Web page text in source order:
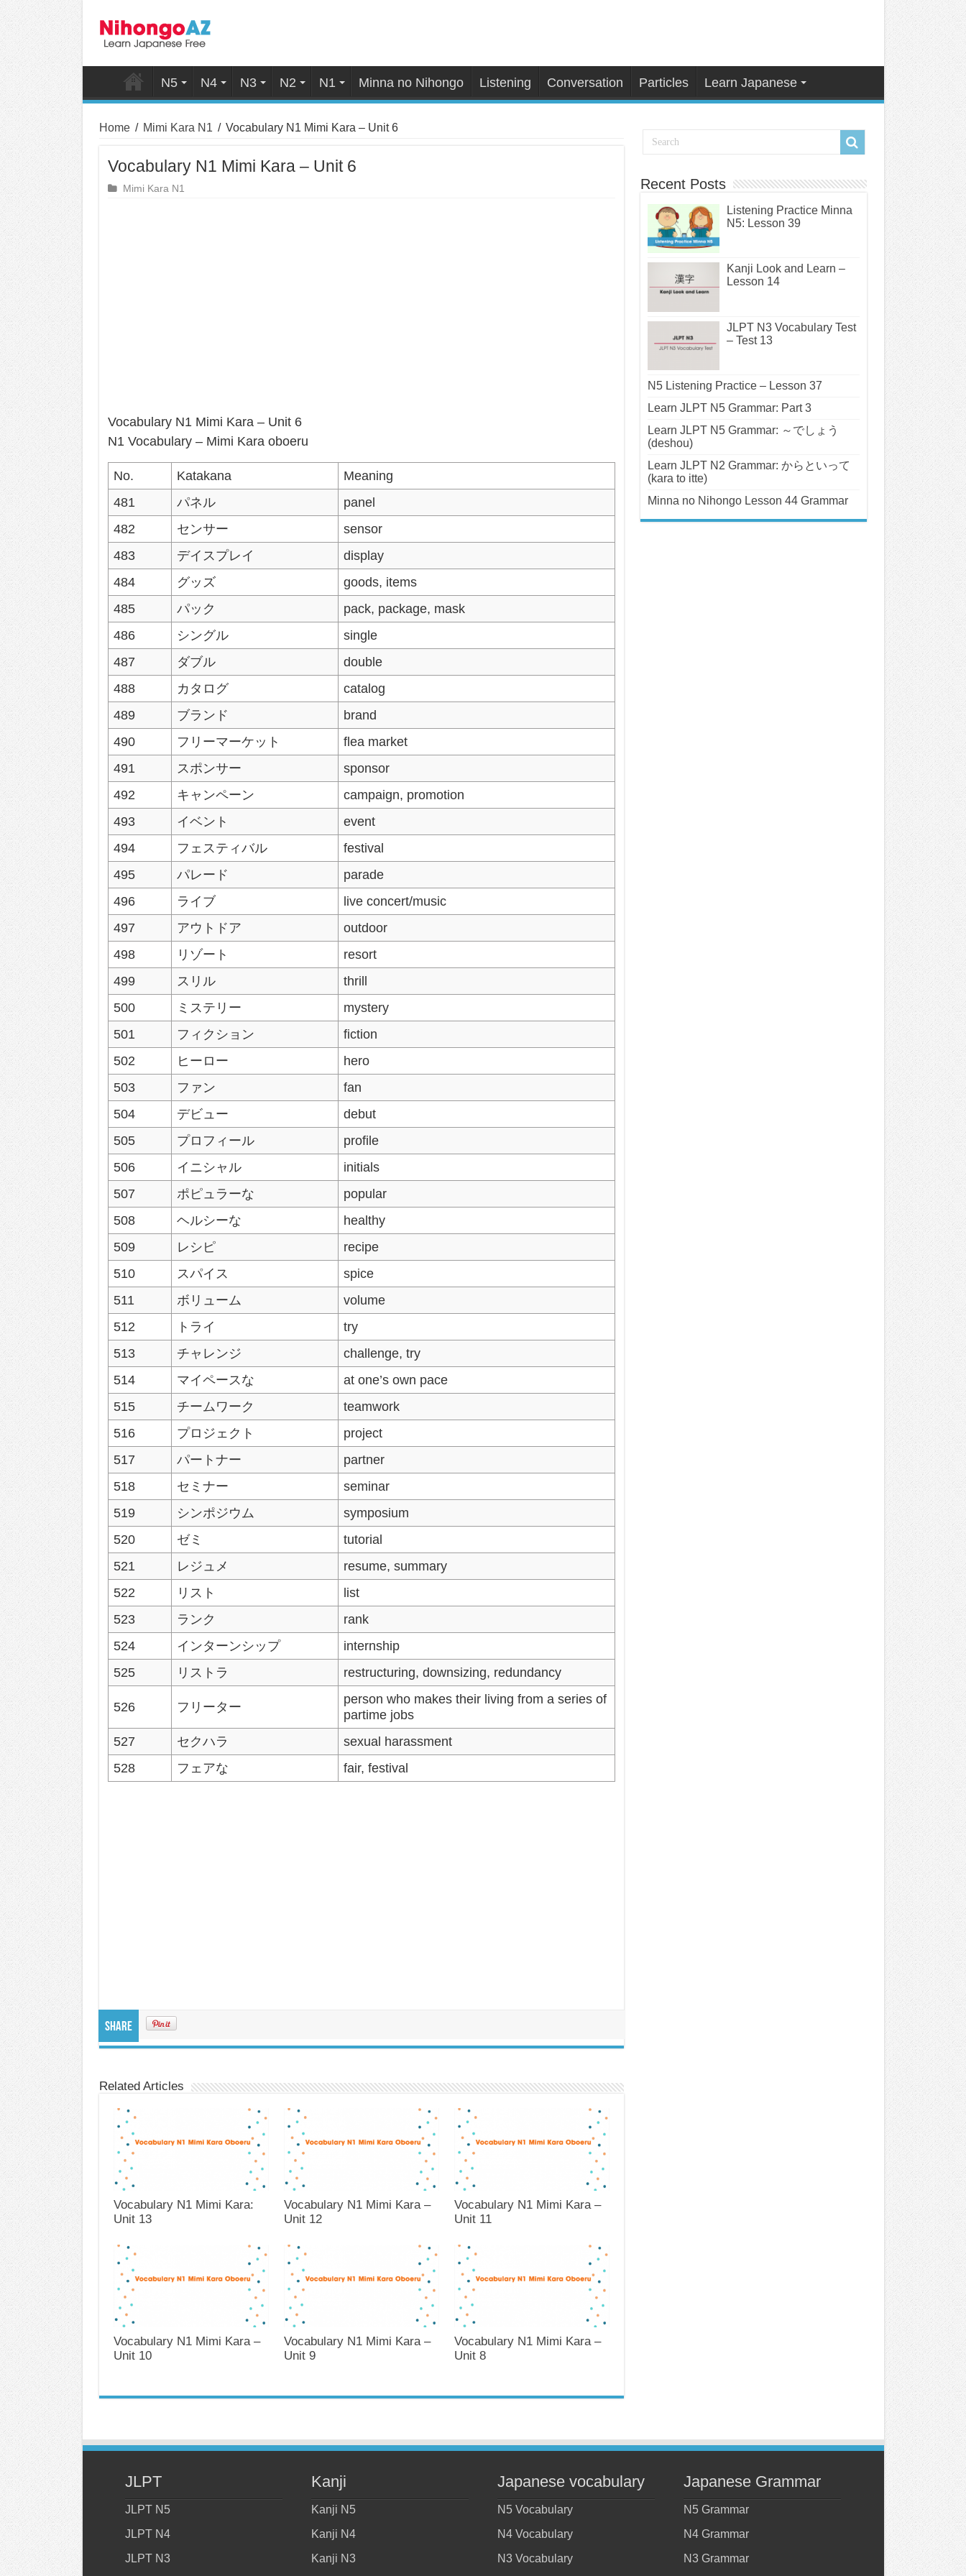
N5 N4 N3 N2 N1 Minna no Nihongo Listening Conversation Particles Learn Japanese
Home / Mimi Kara N1 / Vocabulary N1 Mimi Kara – Unit 6
Vocabulary N1 Mimi Kara – Unit 6
Mimi Kara N1
Vocabulary N1 Mimi Kara – Unit 6
N1 Vocabulary – Mimi Kara oboeru
No. Katakana
Meaning
481
パネル
panel
482
センサー
sensor
483
デイスプレイ
display
484
グッズ
goods, items
485
パック
pack, package, mask
486
シングル
single
487
ダブル
double
488
カタログ
catalog
489
ブランド
brand
490
フリーマーケット
flea market
491
スポンサー
sponsor
492
キャンペーン
campaign, promotion
493
イベント
event
494
フェスティバル
festival
495
パレード
parade
496
ライブ
live concert/music
497
アウトドア
outdoor
498
リゾート
resort
499
スリル
thrill
500
ミステリー
mystery
501
フィクション
fiction
502
ヒーロー
hero
503
ファン
fan
504
デビュー
debut
505
プロフィール
profile
506
イニシャル
initials
507
ポピュラーな
popular
508
ヘルシーな
healthy
509
レシピ
recipe
510
スパイス
spice
511
ボリューム
volume
512
トライ
try
513
チャレンジ
challenge, try
514
マイペースな
at one’s own pace
515
チームワーク
teamwork
516
プロジェクト
project
517
パートナー
partner
518
セミナー
seminar
519
シンポジウム
symposium
520
ゼミ
tutorial
521
レジュメ
resume, summary
522
リスト
list
523
ランク
rank
524
インターンシップ
internship
525
リストラ restructuring, downsizing, redundancy
526 フリーター
person who makes their living from a series of
partime jobs
527
セクハラ
sexual harassment
528
フェアな fair, festival
Share
Related Articles
Vocabulary N1 Mimi Kara:
Unit 13
Vocabulary N1 Mimi Kara –
Unit 12
Vocabulary N1 Mimi Kara –
Unit 11
Vocabulary N1 Mimi Kara –
Unit 10
Vocabulary N1 Mimi Kara –
Unit 9
Vocabulary N1 Mimi Kara –
Unit 8
Recent Posts
Listening Practice Minna
N5: Lesson 39
Kanji Look and Learn –
Lesson 14
JLPT N3 Vocabulary Test
– Test 13
N5 Listening Practice – Lesson 37
Learn JLPT N5 Grammar: Part 3
Learn JLPT N5 Grammar: ～でしょう
(deshou)
Learn JLPT N2 Grammar: からといって
(kara to itte)
Minna no Nihongo Lesson 44 Grammar
JLPT
JLPT N5
JLPT N4
JLPT N3
Kanji
Kanji N5
Kanji N4
Kanji N3
Japanese vocabulary
N5 Vocabulary
N4 Vocabulary
N3 Vocabulary
Japanese Grammar
N5 Grammar
N4 Grammar
N3 Grammar